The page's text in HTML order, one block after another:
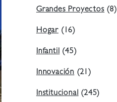
Grandes Proyectos(8)
Hogar (16)
Infantil(45)
Innovación (21)
Institucional(245)